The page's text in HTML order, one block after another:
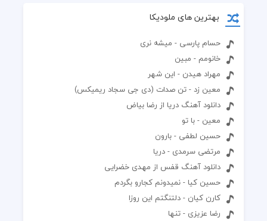
بهترین های ملودیکا
حسام پارسی - میشه نری
خانومم - مبین
مهراد هیدن - این شهر
معین زد - تن صدات (دی جی سجاد ریمیکس)
دانلود آهنگ دریا از رضا بیاض
معین - با تو
حسین لطفی - بارون
مرتضی سرمدی - دریا
دانلود آهنگ قفس از مهدی خضرایی
حسین کیا - نمیدونم کجارو بگردم
کارن کیان - دلتنگتم این روزا
رضا عزیزی - تنها